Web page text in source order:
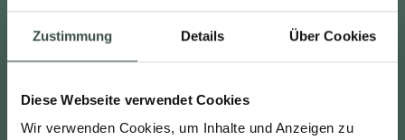
Zustimmung Details Über Cookies
Diese Webseite verwendet Cookies
Wir verwenden Cookies, um Inhalte und Anzeigen zu
WEITERE BENEFITS